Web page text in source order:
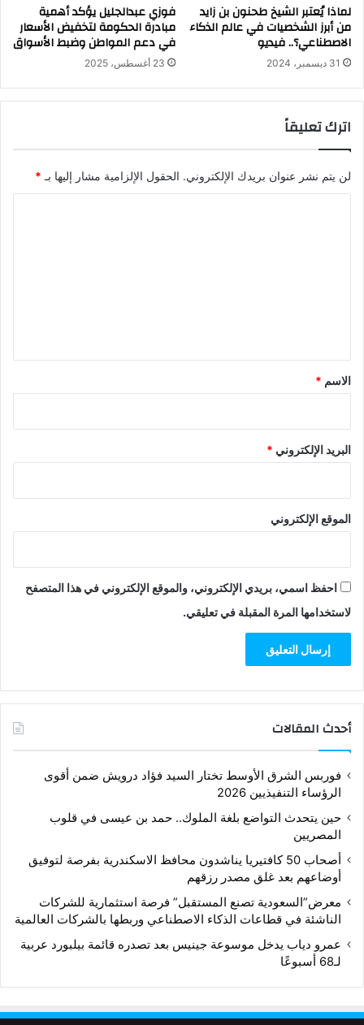
لماذا يُعتبر الشيخ طحنون بن زايد
من أبرز الشخصيات في عالم الذكاء
الاصطناعي؟.. فيديو
31 ديسمبر، 2024
فوزي عبدالجليل يؤكد أهمية
مبادرة الحكومة لتخفيض الأسعار
في دعم المواطن وضبط الأسواق
23 أغسطس، 2025
اترك تعليقاً
لن يتم نشر عنوان بريدك الإلكتروني. الحقول الإلزامية مشار إليها بـ *
*
الاسم *
البريد الإلكتروني *
الموقع الإلكتروني
احفظ اسمي، بريدي الإلكتروني، والموقع الإلكتروني في هذا المتصفح
لاستخدامها المرة المقبلة في تعليقي.
أحدث المقالات
فوربس الشرق الأوسط تختار السيد فؤاد درويش ضمن أقوى
الرؤساء التنفيذيين 2026
حين يتحدث التواضع بلغة الملوك.. حمد بن عيسى في قلوب
المصريين
أصحاب 50 كافتيريا يناشدون محافظ الاسكندرية بفرصة لتوفيق
أوضاعهم بعد غلق مصدر رزقهم
معرض”السعودية تصنع المستقبل” فرصة استثمارية للشركات
الناشئة في قطاعات الذكاء الاصطناعي وربطها بالشركات العالمية
عمرو دياب يدخل موسوعة جينيس بعد تصدره قائمة بيلبورد عربية
لـ68 أسبوعًا